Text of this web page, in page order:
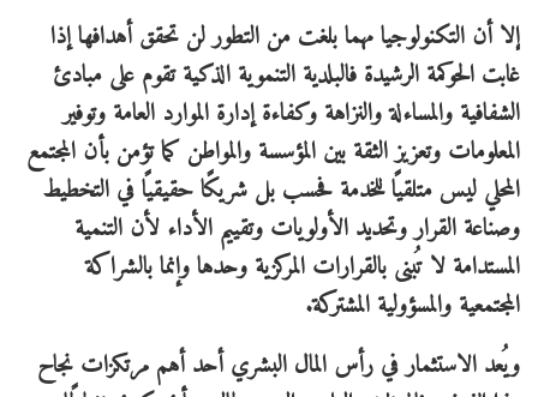
إلا أن التكنولوجيا مهما بلغت من التطور لن تحقق أهدافها إذا
غابت الحوكمة الرشيدة فالبلدية التنموية الذكية تقوم على مبادئ
الشفافية والمساءلة والنزاهة وكفاءة إدارة الموارد العامة وتوفير
المعلومات وتعزيز الثقة بين المؤسسة والمواطن كما تؤمن بأن المجتمع
المحلي ليس متلقيًا للخدمة فحسب بل شريكًا حقيقيًا في التخطيط
وصناعة القرار وتحديد الأولويات وتقييم الأداء لأن التنمية
المستدامة لا تُبنى بالقرارات المركزية وحدها وإنما بالشراكة
المجتمعية والمسؤولية المشتركة.
ويُعد الاستثمار في رأس المال البشري أحد أهم مرتكزات نجاح